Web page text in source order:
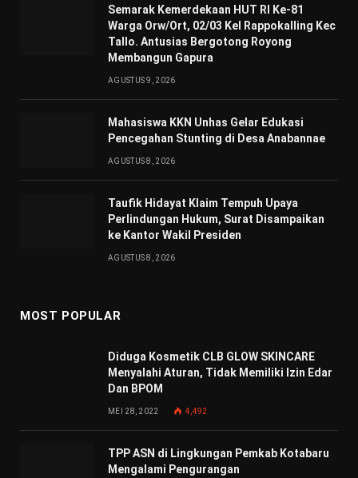
Semarak Kemerdekaan HUT RI Ke-81
Warga Orw/Ort, 02/03 Kel Rappokalling Kec
Tallo. Antusias Bergotong Royong
Membangun Gapura
AGUSTUS 9, 2026
Mahasiswa KKN Unhas Gelar Edukasi
Pencegahan Stunting di Desa Anabannae
AGUSTUS 8, 2026
Taufik Hidayat Klaim Tempuh Upaya
Perlindungan Hukum, Surat Disampaikan
ke Kantor Wakil Presiden
AGUSTUS 8, 2026
MOST POPULAR
Diduga Kosmetik CLB GLOW SKINCARE
Menyalahi Aturan, Tidak Memiliki Izin Edar
Dan BPOM
MEI 28, 2022 4,492
TPP ASN di Lingkungan Pemkab Kotabaru
Mengalami Pengurangan